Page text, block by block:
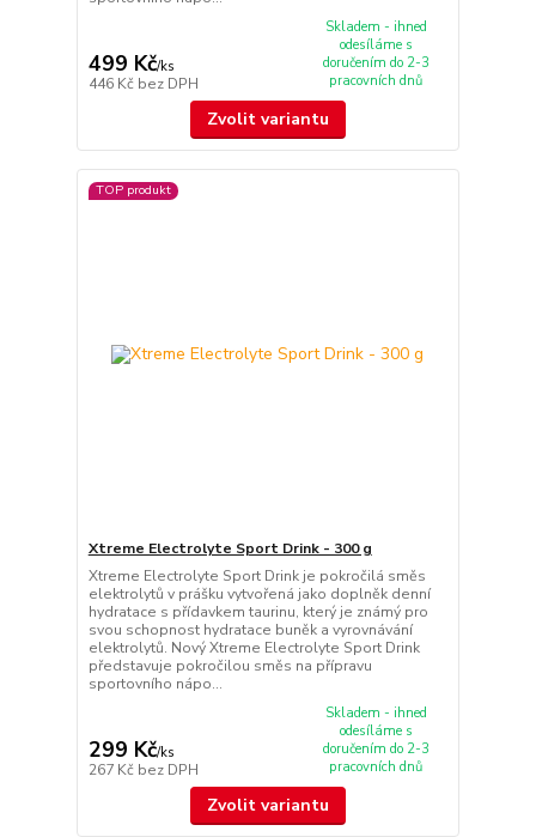
499 Kč/ks
446 Kč bez DPH
Skladem - ihned
odesíláme s
doručením do 2-3
pracovních dnů
Zvolit variantu
TOP produkt
Xtreme Electrolyte Sport Drink - 300 g
Xtreme Electrolyte Sport Drink je pokročilá směs
elektrolytů v prášku vytvořená jako doplněk denní
hydratace s přídavkem taurinu, který je známý pro
svou schopnost hydratace buněk a vyrovnávání
elektrolytů. Nový Xtreme Electrolyte Sport Drink
představuje pokročilou směs na přípravu
sportovního nápo...
299 Kč/ks
267 Kč bez DPH
Skladem - ihned
odesíláme s
doručením do 2-3
pracovních dnů
Zvolit variantu